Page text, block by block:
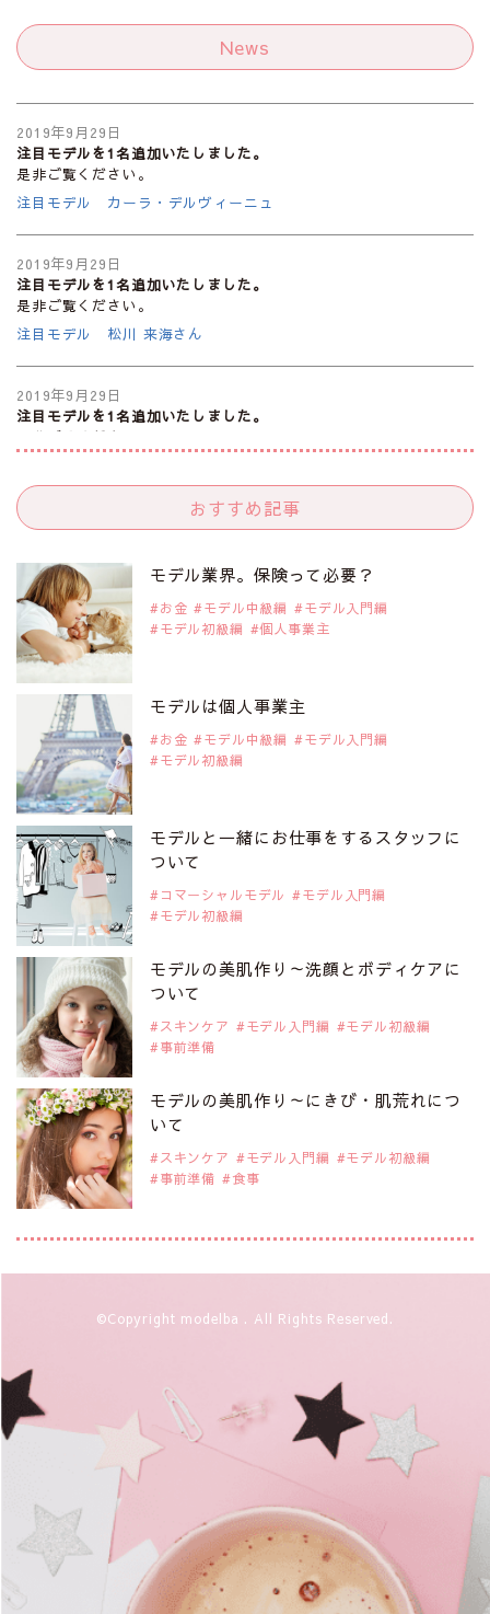
News
2019年9月29日
注目モデルを1名追加いたしました。
是非ご覧ください。
注目モデル カーラ・デルヴィーニュ
2019年9月29日
注目モデルを1名追加いたしました。
是非ご覧ください。
注目モデル 松川 来海さん
2019年9月29日
注目モデルを1名追加いたしました。
是非ご覧ください。
2019年9月29日
是非ご覧ください。
注目モデル 水原佑果さん
2019年9月29日
是非ご覧ください。
注目モデル CHIHARUさん
2019年9月29日
注目モデルを1名追加いたしました。
是非ご覧ください。
注目モデル 藤井サチさん
2019年9月29日
注目モデルを1名追加いたしました。
是非ご覧ください。
大注目のモデル10人
2019年9月29日
注目モデルを1名追加いたしました。
是非ご覧ください。
注目のアジア系モデル
2019年9月29日
注目モデルを1名追加いたしました。
2019年9月29日
注目モデル イーランさん
おすすめ記事
モデル業界。保険って必要？
お金 モデル中級編
モデル入門編
モデル初級編
個人事業主
モデルは個人事業主
お金 モデル中級編
モデル入門編
モデル初級編
モデルと一緒にお仕事をするスタッフに
ついて
コマーシャルモデル
モデル入門編
モデル初級編
モデルの美肌作り～洗顔とボディケアに
ついて
スキンケア モデル入門編
モデル初級編
事前準備
モデルの美肌作り～にきび・肌荒れにつ
いて
スキンケア モデル入門編
モデル初級編
事前準備
食事
©Copyright modelba . All Rights Reserved.